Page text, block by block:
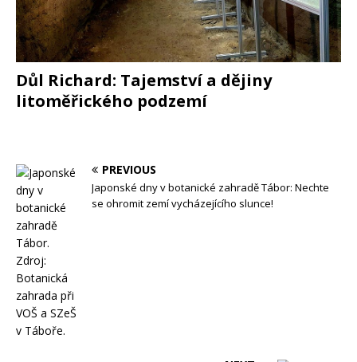
Důl Richard: Tajemství a dějiny
litoměřického podzemí
PREVIOUS
Japonské dny v botanické zahradě Tábor: Nechte
se ohromit zemí vycházejícího slunce!